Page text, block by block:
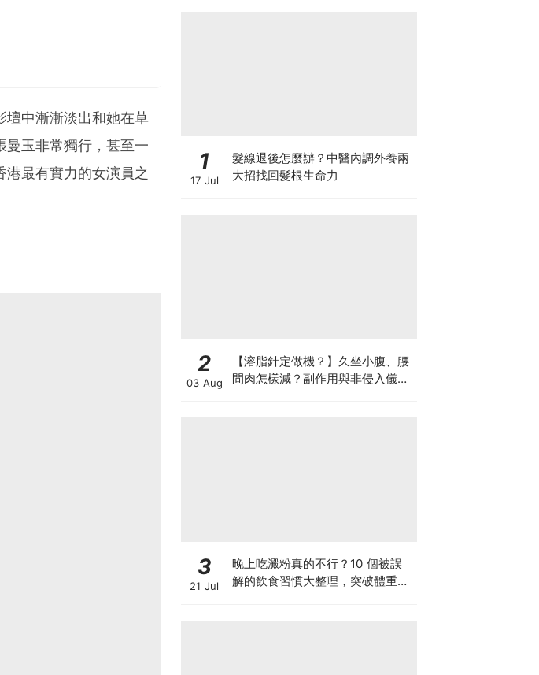
壇中漸漸淡出和她在草
曼玉非常獨行，甚至一
最有實力的女演員之
1
17 Jul
髮線退後怎麼辦？中醫內調外養兩
大招找回髮根生命力
2
03 Aug
【溶脂針定做機？】久坐小腹、腰
間肉怎樣減？副作用與非侵入儀器
3
21 Jul
晚上吃澱粉真的不行？10 個被誤
解的飲食習慣大整理，突破體重停